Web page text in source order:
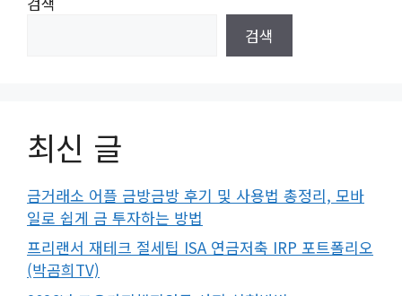
검색
최신 글
금거래소 어플 금방금방 후기 및 사용법 총정리, 모바
일로 쉽게 금 투자하는 방법
프리랜서 재테크 절세팁 ISA 연금저축 IRP 포트폴리오
(박곰희TV)